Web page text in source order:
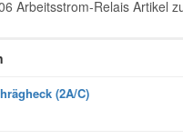
Arbeitsstrom-Relais Artikel
(2A/C)
Glühanlage